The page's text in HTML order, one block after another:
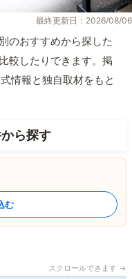
最終更新日：2026/08/06
のおすすめから探した
較したりできます。掲
情報と独自取材をもと
ら探す
む
スクロールできます →